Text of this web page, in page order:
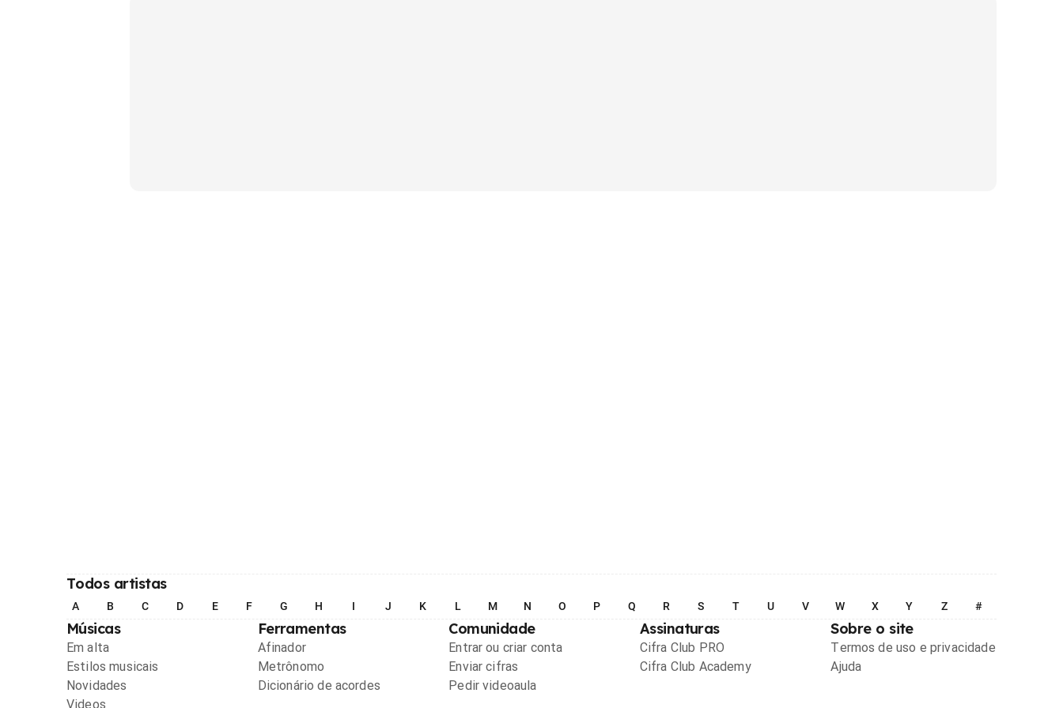
Todos artistas
A B C D E F G H I J K L M N O P Q R S T U V W X Y Z #
Músicas
Em alta
Estilos musicais
Novidades
Videos
Ferramentas
Afinador
Metrônomo
Dicionário de acordes
Comunidade
Entrar ou criar conta
Enviar cifras
Pedir videoaula
Assinaturas
Cifra Club PRO
Cifra Club Academy
Sobre o site
Termos de uso e privacidade
Ajuda